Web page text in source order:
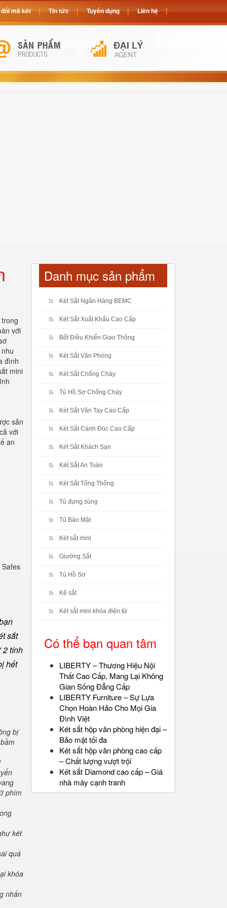
với
đình
mini
sản
với
an
sắt
2 tính
hết
bị
phím
két
quá
khóa
nhấn
Danh mục sản phẩm
Két Sắt Ngân Hàng BEMC
Két Sắt Xuất Khẩu Cao Cấp
Bốt Điều Khiển Giao Thông
Két Sắt Văn Phòng
Két Sắt Chống Cháy
Tủ Hồ Sơ Chống Cháy
Két Sắt Vân Tay Cao Cấp
Két Sắt Cánh Đúc Cao Cấp
Két Sắt Khách Sạn
Két Sắt An Toàn
Két Sắt Tổng Thống
Tủ đựng súng
Tủ Bảo Mật
Két sắt mini
Giường Sắt
Tủ Hồ Sơ
Kệ sắt
Két sắt mini khóa điện tử
Có thể bạn quan tâm
LIBERTY – Thương Hiệu Nội
Thất Cao Cấp, Mang Lại Không
Gian Sống Đẳng Cấp
LIBERTY Furniture – Sự Lựa
Chọn Hoàn Hảo Cho Mọi Gia
Đình Việt
Két sắt hộp văn phòng hiện đại –
Bảo mật tối đa
Két sắt hộp văn phòng cao cấp
– Chất lượng vượt trội
Két sắt Diamond cao cấp – Giá
nhà máy cạnh tranh
mã két Tin tức Tuyển dụng Liên hệ